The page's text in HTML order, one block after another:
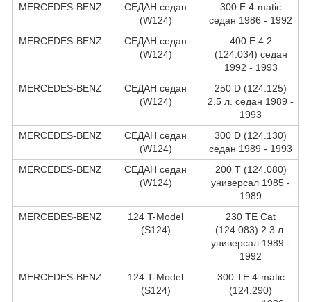
MERCEDES-BENZ
СЕДАН седан
(W124)
300 E 4-matic
седан 1986 - 1992
MERCEDES-BENZ
СЕДАН седан
(W124)
400 E 4.2
(124.034) седан
1992 - 1993
MERCEDES-BENZ
СЕДАН седан
(W124)
250 D (124.125)
2.5 л. седан 1989 -
1993
MERCEDES-BENZ
СЕДАН седан
(W124)
300 D (124.130)
седан 1989 - 1993
MERCEDES-BENZ
СЕДАН седан
(W124)
200 T (124.080)
универсал 1985 -
1989
MERCEDES-BENZ
124 T-Model
(S124)
230 TE Cat
(124.083) 2.3 л.
универсал 1989 -
1992
MERCEDES-BENZ
124 T-Model
(S124)
300 TE 4-matic
(124.290)